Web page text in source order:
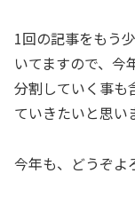
1回の記事をもう
いてますので、今
分割していく事も
ていきたいと思い
今年も、どうぞよ